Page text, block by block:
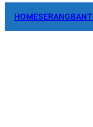
HOMESERANG